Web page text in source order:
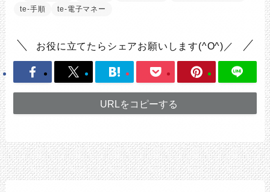
te-手順
te-電子マネー
お役に立てたらシェアお願いします(^O^)／
URLをコピーする